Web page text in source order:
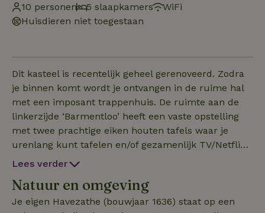
10 personen
5 slaapkamers
WiFi
Huisdieren niet toegestaan
Dit kasteel is recentelijk geheel gerenoveerd. Zodra
je binnen komt wordt je ontvangen in de ruime hal
met een imposant trappenhuis. De ruimte aan de
linkerzijde ‘Barmentloo’ heeft een vaste opstelling
met twee prachtige eiken houten tafels waar je
urenlang kunt tafelen en/of gezamenlijk TV/Netflix
kunt kijken. De ruimte aan de rechterzijde
professionele ingerichte keuken biedt de mogelijk
om samen heerlijke gerechten te bereiden, voor de
Lees verder
Natuur en omgeving
Je eigen Havezathe (bouwjaar 1636) staat op een